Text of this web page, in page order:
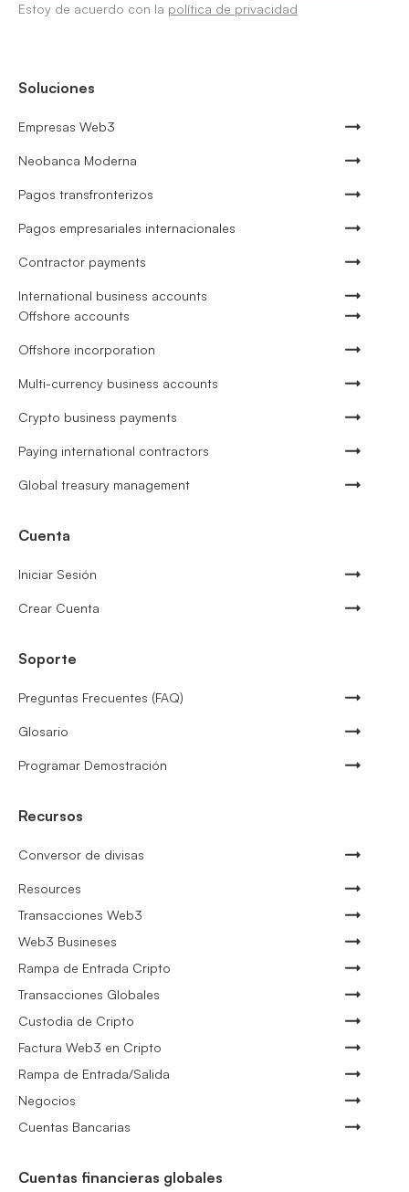
Estoy de acuerdo con la política de privacidad
Soluciones
Empresas Web3
Neobanca Moderna
Pagos transfronterizos
Pagos empresariales internacionales
Contractor payments
International business accounts
Offshore accounts
Offshore incorporation
Multi-currency business accounts
Crypto business payments
Paying international contractors
Global treasury management
Cuenta
Iniciar Sesión
Crear Cuenta
Soporte
Preguntas Frecuentes (FAQ)
Glosario
Programar Demostración
Recursos
Conversor de divisas
Resources
Transacciones Web3
Web3 Busineses
Rampa de Entrada Cripto
Transacciones Globales
Custodia de Cripto
Factura Web3 en Cripto
Rampa de Entrada/Salida
Negocios
Cuentas Bancarias
Cuentas financieras globales